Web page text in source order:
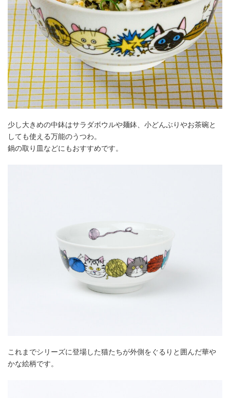
少し大きめの中鉢はサラダボウルや麺鉢、小どんぶりやお茶碗と
しても使える万能のうつわ。
鍋の取り皿などにもおすすめです。
これまでシリーズに登場した猫たちが外側をぐるりと囲んだ華や
かな絵柄です。